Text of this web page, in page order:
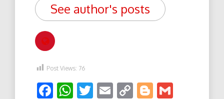
See author's posts
Post Views: 76
Facebook
WhatsApp
Twitter
EmailCopyBlogger